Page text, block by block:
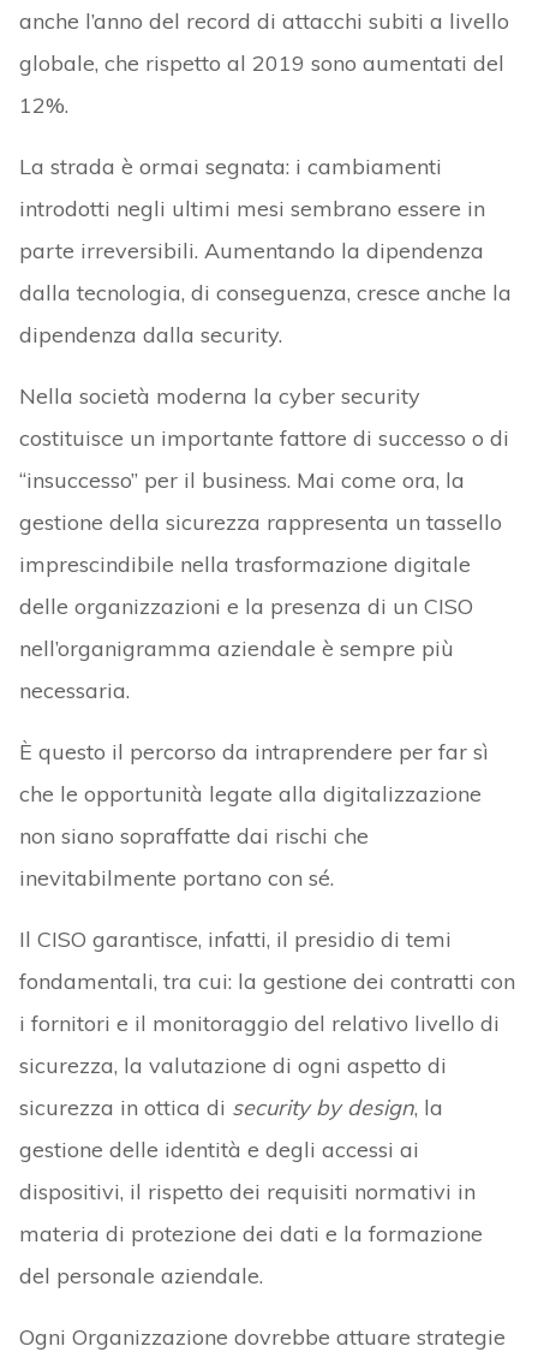
anche l’anno del record di attacchi subiti a livello
globale, che rispetto al 2019 sono aumentati del
12%.
La strada è ormai segnata: i cambiamenti
introdotti negli ultimi mesi sembrano essere in
parte irreversibili. Aumentando la dipendenza
dalla tecnologia, di conseguenza, cresce anche la
dipendenza dalla security.
Nella società moderna la cyber security
costituisce un importante fattore di successo o di
“insuccesso” per il business. Mai come ora, la
gestione della sicurezza rappresenta un tassello
imprescindibile nella trasformazione digitale
delle organizzazioni e la presenza di un CISO
nell’organigramma aziendale è sempre più
necessaria.
È questo il percorso da intraprendere per far sì
che le opportunità legate alla digitalizzazione
non siano sopraffatte dai rischi che
inevitabilmente portano con sé.
Il CISO garantisce, infatti, il presidio di temi
fondamentali, tra cui: la gestione dei contratti con
i fornitori e il monitoraggio del relativo livello di
sicurezza, la valutazione di ogni aspetto di
sicurezza in ottica di security by design, la
gestione delle identità e degli accessi ai
dispositivi, il rispetto dei requisiti normativi in
materia di protezione dei dati e la formazione
del personale aziendale.
Ogni Organizzazione dovrebbe attuare strategie